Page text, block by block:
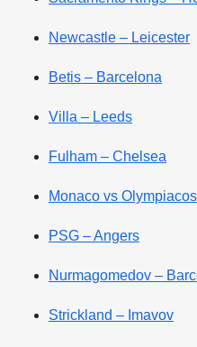
Newcastle – Leicester
Betis – Barcelona
Villa – Leeds
Fulham – Chelsea
Monaco vs Olympiacos
PSG – Angers
Nurmagomedov –
Strickland – Imavov